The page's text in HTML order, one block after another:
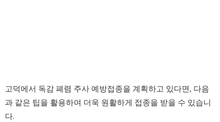
고덕에서 독감 폐렴 주사 예방접종을 계획하고 있다면, 다음
과 같은 팁을 활용하여 더욱 원활하게 접종을 받을 수 있습니
다.